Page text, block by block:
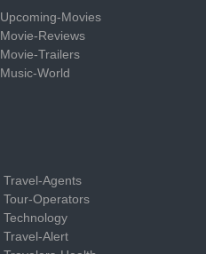
Upcoming-Movies
Movie-Reviews
Movie-Trailers
Music-World
Travel-Agents
Tour-Operators
Technology
Travel-Alert